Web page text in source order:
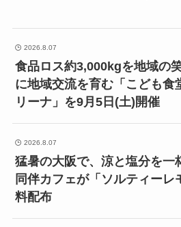
2026.8.07
食品ロス約3,000kgを地域の
に地域交流を育む「こども食
リーナ」を9月5日(土)開催
2026.8.07
猛暑の大阪で、涼と塩分を一
同伴カフェが「ソルティーレ
料配布